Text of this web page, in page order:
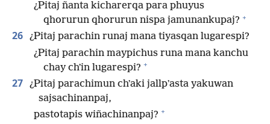
¿Pitaj ñanta kicharerqa para phuyus
qhorurun qhorurun nispa jamunankupaj? +
26 ¿Pitaj parachin runaj mana tiyasqan lugarespi?
¿Pitaj parachin maypichus runa mana kanchu
chay chʼin lugarespi? +
27 ¿Pitaj parachimun chʼaki jallpʼasta yakuwan
sajsachinanpaj,
pastotapis wiñachinanpaj? +